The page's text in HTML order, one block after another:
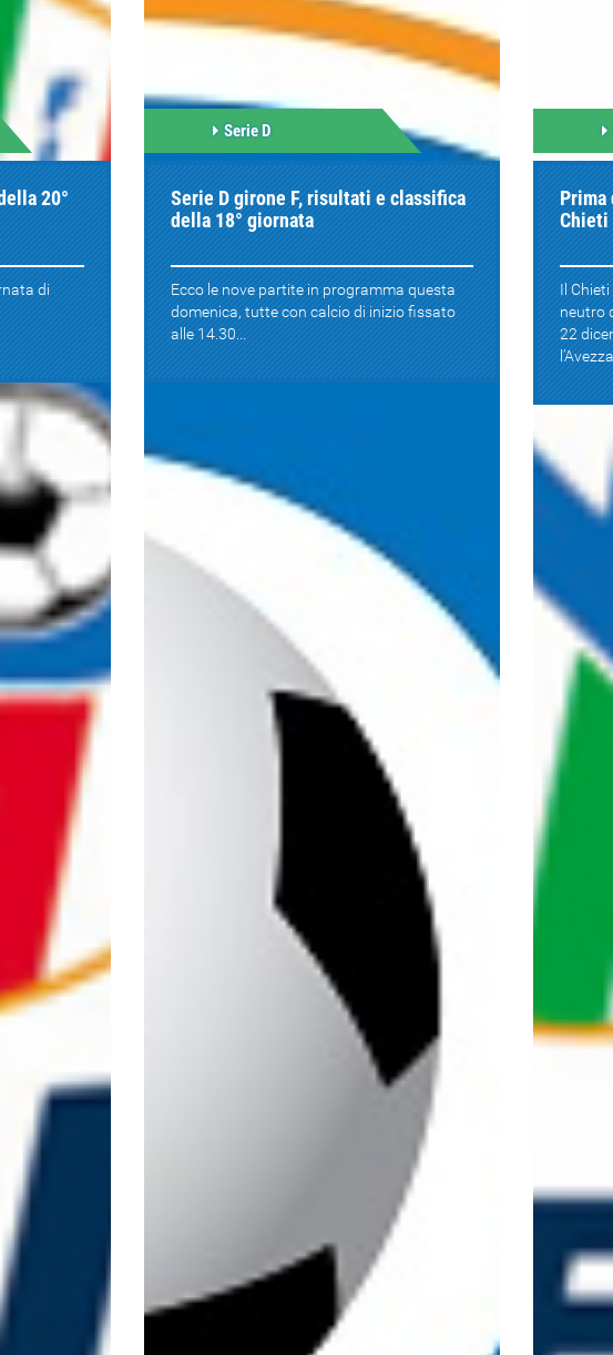
20°
di
Serie D
Serie D girone F, risultati e classifica
della 18° giornata
Ecco le nove partite in programma questa
domenica, tutte con calcio di inizio fissato
alle 14.30...
Prima
Chieti
Il
neutro
22